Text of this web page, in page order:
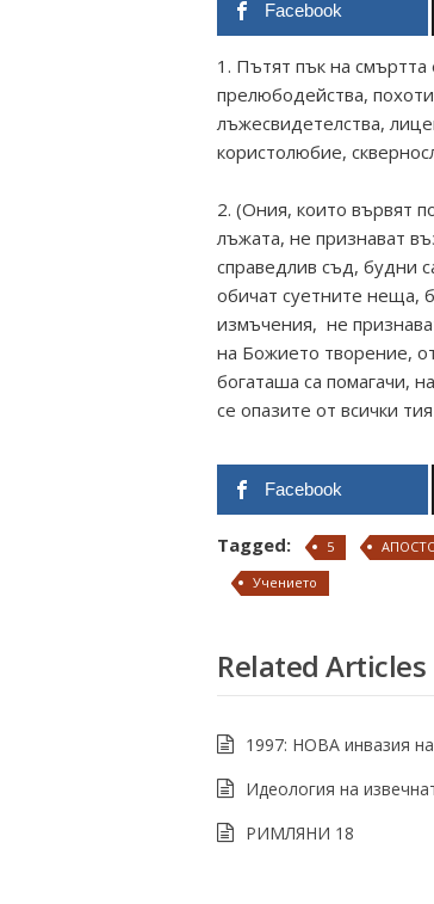
Facebook
1. Пътят пък на смъртта
прелюбодейства,
лъжесвидетелства,
користолюбие,
2. (Ония, които вървят
лъжата, не признават
справедлив съд, будни
обичат суетните неща,
измъчения, не
на Божието творение,
богаташа са помагачи,
се опазите от всички
Facebook
Tagged: 5
Учението
Related Articles
1997: НОВА инвазия
Идеология на
РИМЛЯНИ 18